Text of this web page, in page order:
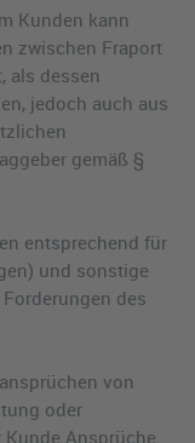
Kunden kann
zwischen Fraport
als dessen
jedoch auch aus
gemäß §
entsprechend für
und sonstige
des
von
oder
Ansprüche